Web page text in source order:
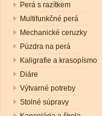
Perá s razítkem
Multifunkčné perá
Mechanické ceruzky
Púzdra na perá
Kaligrafie a krasopísmo
Diáre
Výtvarné potreby
Stolné súpravy